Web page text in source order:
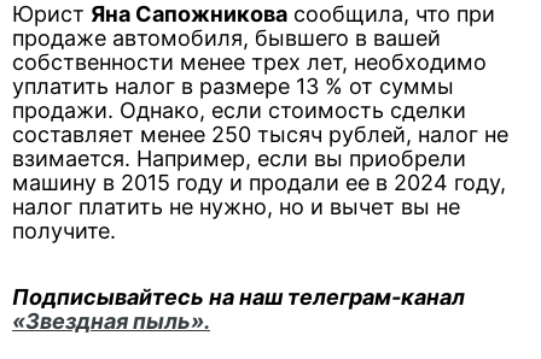
Юрист Яна Сапожникова сообщила, что при
продаже автомобиля, бывшего в вашей
собственности менее трех лет, необходимо
уплатить налог в размере 13 % от суммы
продажи. Однако, если стоимость сделки
составляет менее 250 тысяч рублей, налог не
взимается. Например, если вы приобрели
машину в 2015 году и продали ее в 2024 году,
налог платить не нужно, но и вычет вы не
получите.
Подписывайтесь на наш телеграм-канал
«Звездная пыль».